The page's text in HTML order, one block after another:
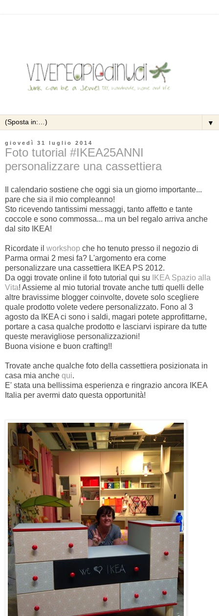
▼
giovedì 31 luglio 2014
Foto tutorial #IKEA25ANNI
personalizzare una cassettiera
Il calendario sostiene che oggi sia un giorno importante...
pare che sia il mio compleanno!
Sto ricevendo tantissimi messaggi, tanto affetto e tante
coccole e sono commossa... ma un bel regalo arriva anche
dal sito IKEA!
Ricordate il workshop che ho tenuto presso il negozio di
Parma ormai 2 mesi fa? L'argomento era come
personalizzare una cassettiera IKEA PS 2012.
Da oggi trovate online il foto tutorial qui su
IKEA Spazio alla
Vita! Assieme al mio tutorial trovate anche tutti quelli delle
altre bravissime blogger coinvolte, dovete solo scegliere
quale prodotto volete vedere personalizzato. Fono al 3
agosto da IKEA ci sono i saldi, magari potete approfittarne,
portare a casa qualche prodotto e lasciarvi ispirare da tutte
queste meravigliose personalizzazioni!
Buona visione e buon crafting!!
Trovate anche qualche foto della cassettiera posizionata in
casa mia anche qui.
E' stata una bellissima esperienza e ringrazio ancora IKEA
Italia per avermi dato questa opportunità!